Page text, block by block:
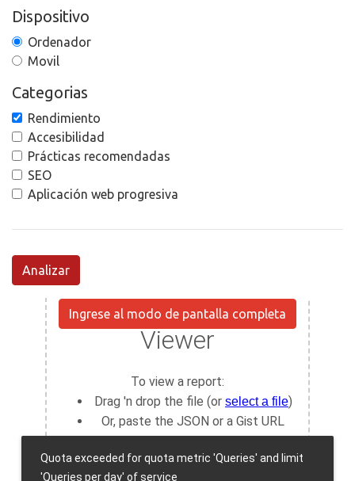
Dispositivo
Ordenador
Movil
Categorias
Rendimiento
Accesibilidad
Prácticas recomendadas
SEO
Aplicación web progresiva
Analizar
Ingrese al modo de pantalla completa